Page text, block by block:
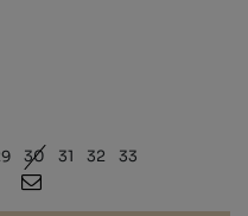
30 31 32 33